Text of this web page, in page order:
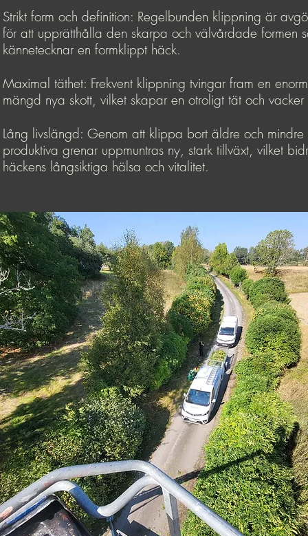
Strikt form och definition: Regelbunden klippning är
för att upprätthålla den skarpa och välvårdade formen
kännetecknar en formklippt häck.
Maximal täthet: Frekvent klippning tvingar fram en enorm
mängd nya skott, vilket skapar en otroligt tät och vacker
Lång livslängd: Genom att klippa bort äldre och mindre
produktiva grenar uppmuntras ny, stark tillväxt, vilket
häckens långsiktiga hälsa och vitalitet.